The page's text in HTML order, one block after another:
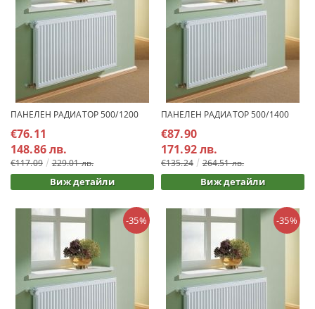
ПАНЕЛЕН РАДИАТОР 500/1200
€76.11
148.86 лв.
€117.09 229.01 лв.
Виж детайли
ПАНЕЛЕН РАДИАТОР 500/1400
€87.90
171.92 лв.
€135.24 264.51 лв.
Виж детайли
-35% -35%